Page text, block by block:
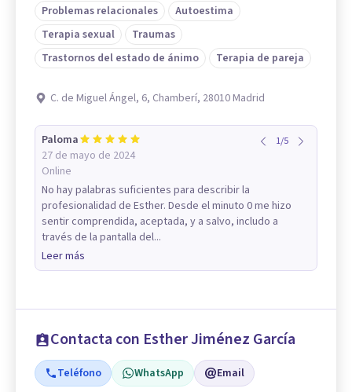
Problemas relacionales
Autoestima
Terapia sexual
Traumas
Trastornos del estado de ánimo
Terapia de pareja
C. de Miguel Ángel, 6, Chamberí, 28010 Madrid
Paloma
27 de mayo de 2024
Online
1/5
No hay palabras suficientes para describir la
profesionalidad de Esther. Desde el minuto 0 me hizo
sentir comprendida, aceptada, y a salvo, includo a
través de la pantalla del...
Leer más
Contacta con Esther Jiménez García
Teléfono WhatsApp Email